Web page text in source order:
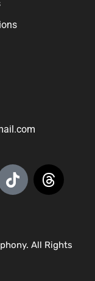
All Rights